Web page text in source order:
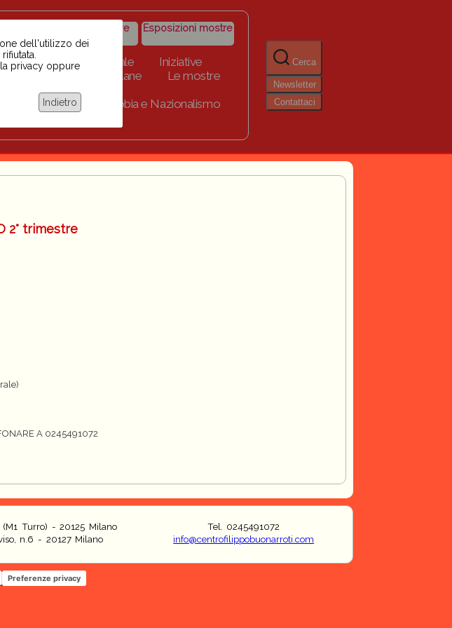
Storico iniziative Esposizioni mostre
Biblioteca digitale
Iniziative
Link Collane
Le mostre
Chi siamo
Razzismo, Xenofobia e Nazionalismo
Cerca
Newsletter
Contattaci
dell'utilizzo dei
privacy oppure
Indietro
2° trimestre
A 0245491072
Turro) - 20125 Milano
n.6 - 20127 Milano
Tel. 0245491072
info@centrofilippobuonarroti.com
Preferenze privacy